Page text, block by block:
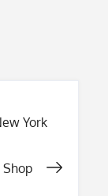
York
Shop